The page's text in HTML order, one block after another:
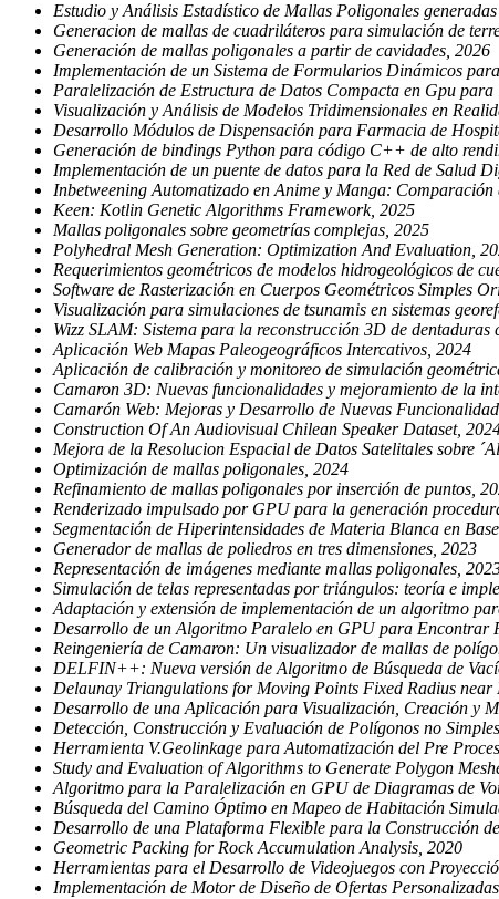
Estudio y Análisis Estadístico de Mallas Poligonales
Generacion de mallas de cuadriláteros para simulación de
Generación de mallas poligonales a partir de cavidades, 2026
Implementación de un Sistema de Formularios Dinámicos
Paralelización de Estructura de Datos Compacta en Gpu
Visualización y Análisis de Modelos Tridimensionales en
Desarrollo Módulos de Dispensación para Farmacia de
Generación de bindings Python para código C++ de alto
Implementación de un puente de datos para la Red de Salud
Inbetweening Automatizado en Anime y Manga:
Keen: Kotlin Genetic Algorithms Framework, 2025
Mallas poligonales sobre geometrías complejas, 2025
Polyhedral Mesh Generation: Optimization And Evaluation,
Requerimientos geométricos de modelos hidrogeológicos de
Software de Rasterización en Cuerpos Geométricos Simples
Visualización para simulaciones de tsunamis en sistemas
Wizz SLAM: Sistema para la reconstrucción 3D de
Aplicación Web Mapas Paleogeográficos Intercativos, 2024
Aplicación de calibración y monitoreo de simulación
Camaron 3D: Nuevas funcionalidades y mejoramiento de la
Camarón Web: Mejoras y Desarrollo de Nuevas
Construction Of An Audiovisual Chilean Speaker Dataset,
Mejora de la Resolucion Espacial de Datos Satelitales sobre
Optimización de mallas poligonales, 2024
Refinamiento de mallas poligonales por inserción de puntos,
Renderizado impulsado por GPU para la generación
Segmentación de Hiperintensidades de Materia Blanca en
Generador de mallas de poliedros en tres dimensiones, 2023
Representación de imágenes mediante mallas poligonales,
Simulación de telas representadas por triángulos: teoría e
Adaptación y extensión de implementación de un algoritmo
Desarrollo de un Algoritmo Paralelo en GPU para Encontrar
Reingeniería de Camaron: Un visualizador de mallas de
DELFIN++: Nueva versión de Algoritmo de Búsqueda de
Delaunay Triangulations for Moving Points Fixed Radius near
Desarrollo de una Aplicación para Visualización, Creación y
Detección, Construcción y Evaluación de Polígonos no
Herramienta V.Geolinkage para Automatización del Pre
Study and Evaluation of Algorithms to Generate Polygon
Algoritmo para la Paralelización en GPU de Diagramas de
Búsqueda del Camino Óptimo en Mapeo de Habitación
Desarrollo de una Plataforma Flexible para la Construcción
Geometric Packing for Rock Accumulation Analysis, 2020
Herramientas para el Desarrollo de Videojuegos con
Implementación de Motor de Diseño de Ofertas